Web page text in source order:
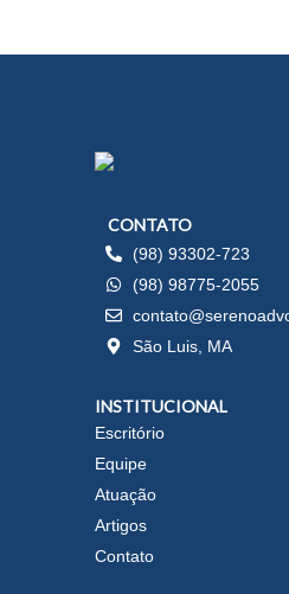
CONTATO
(98) 93302-723
(98) 98775-2055
São Luis, MA
INSTITUCIONAL
Escritório
Equipe
Atuação
Artigos
Contato